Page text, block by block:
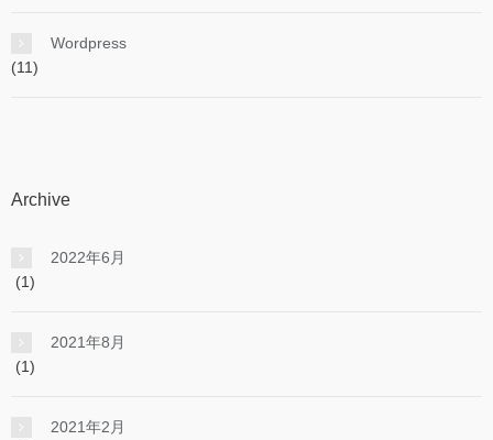
Wordpress
(11)
Archive
2022年6月
(1)
2021年8月
(1)
2021年2月